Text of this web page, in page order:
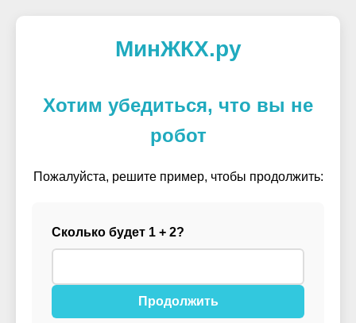
МинЖКХ.ру
Хотим убедиться, что вы не
робот
Пожалуйста, решите пример, чтобы продолжить:
Сколько будет 1 + 2?
Продолжить